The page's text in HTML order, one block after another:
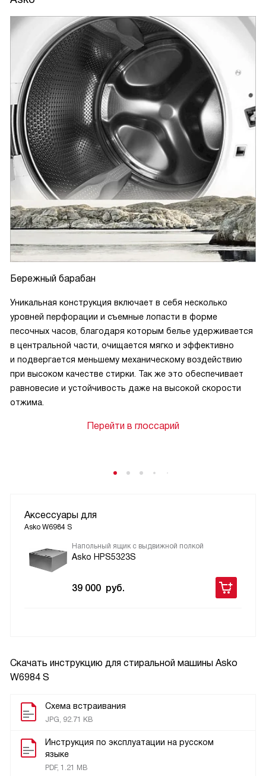
Скачать инструкцию для стиральной машины Asko
W6984 S
Схема встраивания
JPG, 92.71 KB
Инструкция по эксплуатации на русском
языке
PDF, 1.21 MB
Бережный барабан
Уникальная конструкция включает в себя несколько
уровней перфорации и съемные лопасти в форме
песочных часов, благодаря которым белье удерживается
в центральной части, очищается мягко и эффективно
и подвергается меньшему механическому воздействию
при высоком качестве стирки. Так же это обеспечивает
равновесие и устойчивость даже на высокой скорости
отжима.
Перейти в глоссарий
Аксессуары для
Asko W6984 S
Напольный ящик с выдвижной полкой
Asko HPS5323S
39 000 руб.